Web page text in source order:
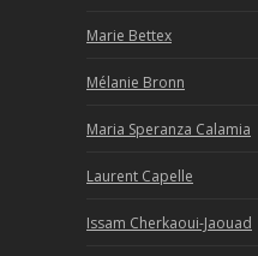
Marie Bettex
Mélanie Bronn
Maria Speranza Calamia
Laurent Capelle
Issam Cherkaoui-Jaouad